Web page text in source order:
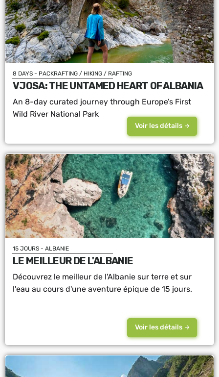
8 DAYS - PACKRAFTING / HIKING / RAFTING
VJOSA: THE UNTAMED HEART OF ALBANIA
An 8-day curated journey through Europe’s First
Wild River National Park
Voir les détails
15 JOURS - ALBANIE
LE MEILLEUR DE L'ALBANIE
Découvrez le meilleur de l'Albanie sur terre et sur
l'eau au cours d'une aventure épique de 15 jours.
Voir les détails